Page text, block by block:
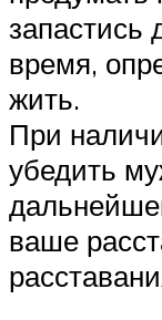
запастись
время,
жить.
При
убедить
ваше